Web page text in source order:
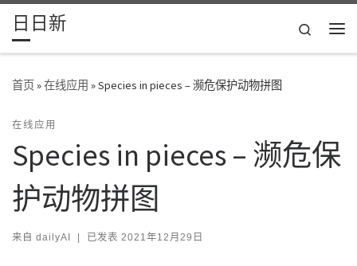
Skip to content
日日新
Search
首页»在线应用 »Species in pieces – 濒危保护动物拼图
在线应用
Species in pieces – 濒危保
护动物拼图
来自 dailyAI | 已发表 2021年12月29日